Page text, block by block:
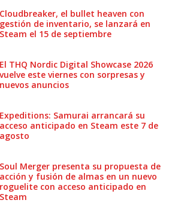
Cloudbreaker, el bullet heaven con
gestión de inventario, se lanzará en
Steam el 15 de septiembre
El THQ Nordic Digital Showcase 2026
vuelve este viernes con sorpresas y
nuevos anuncios
Expeditions: Samurai arrancará su
acceso anticipado en Steam este 7 de
agosto
Soul Merger presenta su propuesta de
acción y fusión de almas en un nuevo
roguelite con acceso anticipado en
Steam